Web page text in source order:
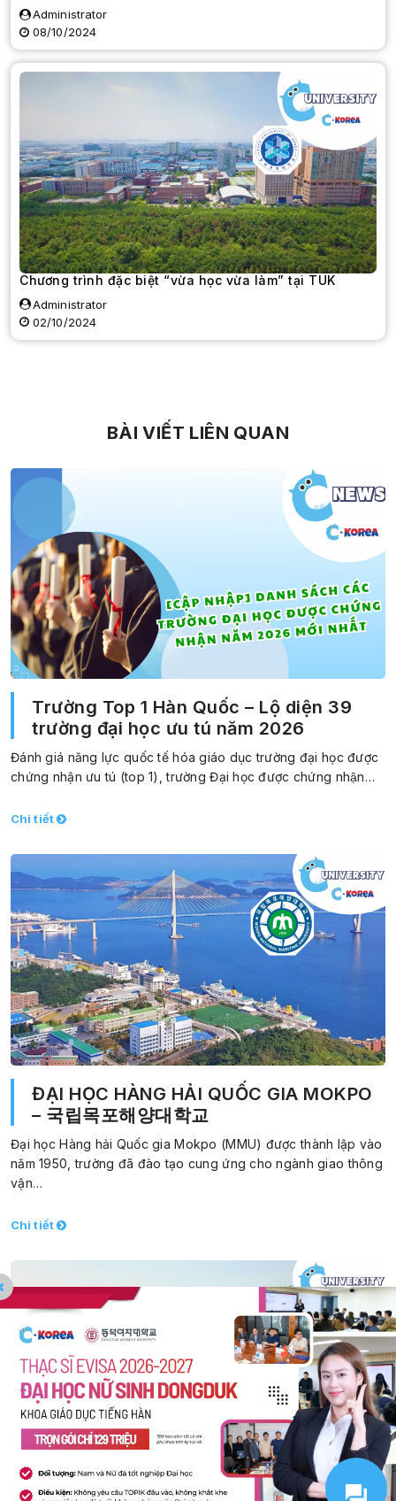
Administrator
08/10/2024
Chương trình đặc biệt “vừa học vừa làm” tại TUK
Administrator
02/10/2024
BÀI VIẾT LIÊN QUAN
Trường Top 1 Hàn Quốc – Lộ diện 39
trường đại học ưu tú năm 2026
Đánh giá năng lực quốc tế hóa giáo dục trường đại học được
chứng nhận ưu tú (top 1), trường Đại học được chứng nhận…
Chi tiết
ĐẠI HỌC HÀNG HẢI QUỐC GIA MOKPO
– 국립목포해양대학교
Đại học Hàng hải Quốc gia Mokpo (MMU) được thành lập vào
năm 1950, trường đã đào tạo cung ứng cho ngành giao thông
vận…
Chi tiết